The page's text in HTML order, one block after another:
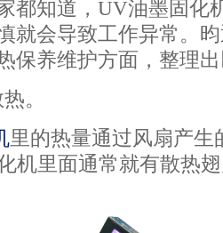
都知道， UV油墨固化
就会导致工作异常。
保养维护方面，整理
。
里的热量通过风扇产
机里面通常就有散热